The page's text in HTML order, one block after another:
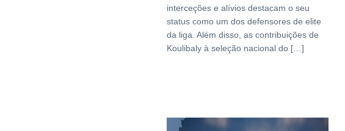
interceções e alívios destacam o seu
status como um dos defensores de elite
da liga. Além disso, as contribuições de
Koulibaly à seleção nacional do […]